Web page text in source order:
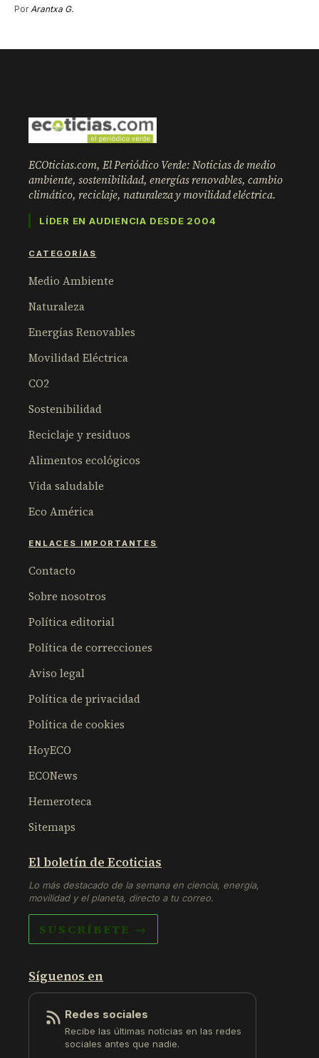
Por Arantxa G.
ECOticias.com, El Periódico Verde: Noticias de medio
ambiente, sostenibilidad, energías renovables, cambio
climático, reciclaje, naturaleza y movilidad eléctrica.
LÍDER EN AUDIENCIA DESDE 2004
CATEGORÍAS
Medio Ambiente
Naturaleza
Energías Renovables
Movilidad Eléctrica
CO2
Sostenibilidad
Reciclaje y residuos
Alimentos ecológicos
Vida saludable
Eco América
ENLACES IMPORTANTES
Contacto
Sobre nosotros
Política editorial
Política de correcciones
Aviso legal
Política de privacidad
Política de cookies
HoyECO
ECONews
Hemeroteca
Sitemaps
El boletín de Ecoticias
Lo más destacado de la semana en ciencia, energía,
movilidad y el planeta, directo a tu correo.
SUSCRÍBETE →
Síguenos en
Redes sociales
Recibe las últimas noticias en las redes
sociales antes que nadie.